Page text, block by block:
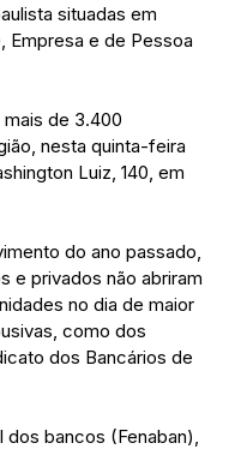
situadas em
Empresa e de Pessoa
de 3.400
nesta quinta-feira
Luiz, 140, em
do ano passado,
e privados não abriram
no dia de maior
como dos
dos Bancários de
dos bancos (Fenaban),